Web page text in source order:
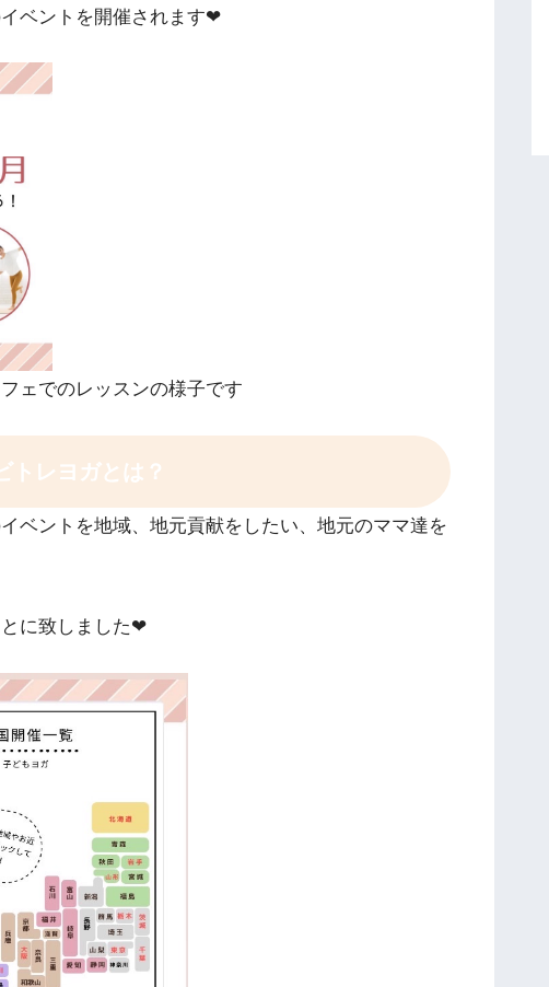
ベントを開催されます❤︎
ェでのレッスンの様子です
トレヨガとは？
ベントを地域、地元貢献をしたい、地元のママ達を
に致しました❤︎